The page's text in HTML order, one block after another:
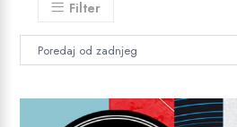
Filter